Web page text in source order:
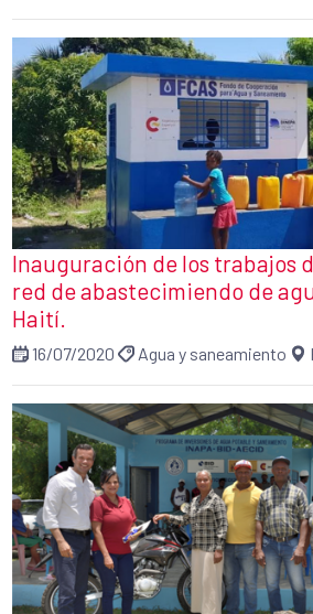
Inauguración de los trabajos
red de abastecimiendo de
Haití.
16/07/2020 Agua y saneamiento